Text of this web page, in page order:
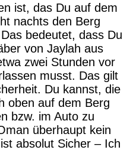
ist, das Du auf dem
nachts den Berg
bedeutet, dass Du
von Jaylah aus
zwei Stunden vor
musst. Das gilt
Du kannst, die
oben auf dem Berg
bzw. im Auto zu
überhaupt kein
absolut Sicher – Ich